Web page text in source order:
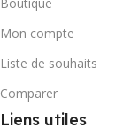
Boutique
Mon compte
Liste de souhaits
Comparer
Liens utiles